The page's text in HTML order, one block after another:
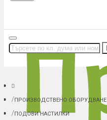
ПРОИЗВОДСТВЕНО ОБОРУДВАНЕ
ПОДОВИ НАСТИЛКИ